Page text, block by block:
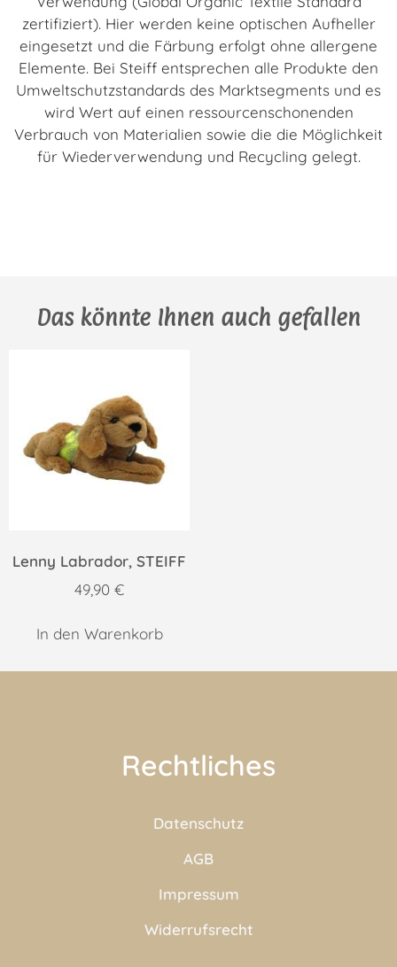
zertifiziert). Hier werden keine optischen Aufheller
eingesetzt und die Färbung erfolgt ohne allergene
Elemente. Bei Steiff entsprechen alle Produkte den
Umweltschutzstandards des Marktsegments und es
wird Wert auf einen ressourcenschonenden
Verbrauch von Materialien sowie die die Möglichkeit
für Wiederverwendung und Recycling gelegt.
Das könnte Ihnen auch gefallen
Lenny Labrador, STEIFF
49,90 €
In den Warenkorb
Rechtliches
Datenschutz
AGB
Impressum
Widerrufsrecht